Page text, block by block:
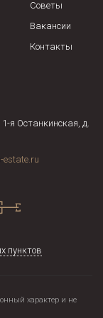
Советы
Вакансии
Контакты
я Останкинская, д.
estate.ru
пунктов
характер и не